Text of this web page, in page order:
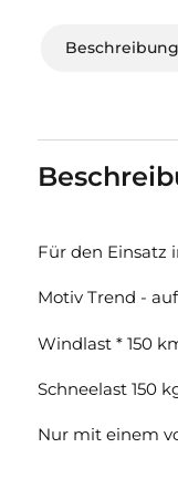
Beschreibung
Für den Einsatz
Motiv Trend -
Windlast * 150
Schneelast 150
Nur mit einem